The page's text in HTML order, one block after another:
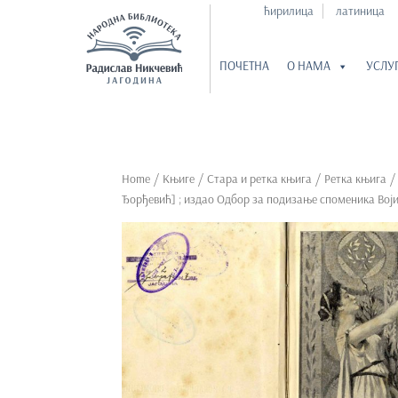
ћирилица латиница
ПОЧЕТНА О НАМА
Home / Књиге / Стара и ретка књига / Ретка књига /
Ђорђевић] ; издао Одбор за подизање споменика